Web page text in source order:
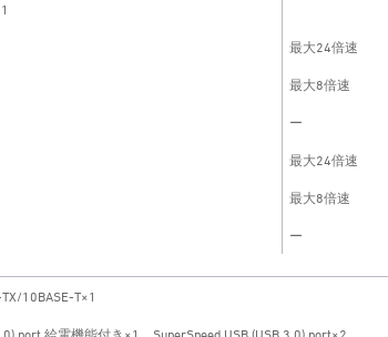
最大24倍速
最大8倍速
ー
最大24倍速
最大8倍速
ー
10BASE-T×1
port 給電機能付き×1、SuperSpeed USB (USB 3.0) port×2